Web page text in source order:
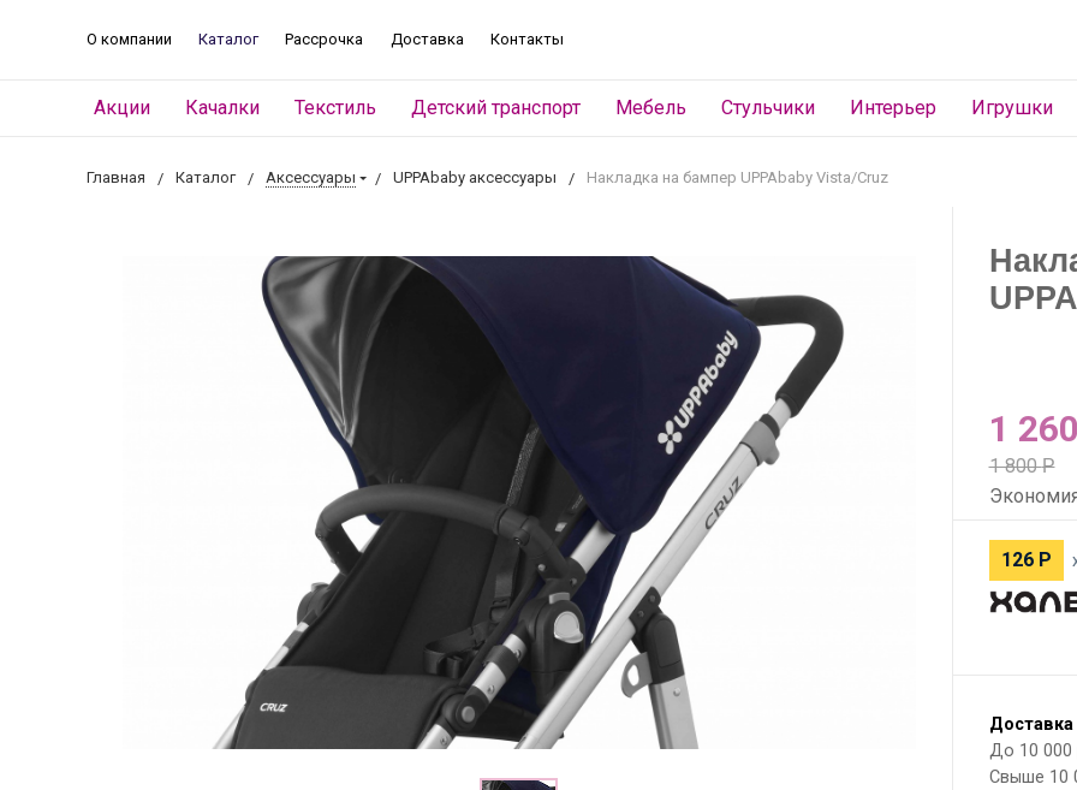
О компании Каталог Рассрочка Доставка Контакты
Акции Качалки Текстиль Детский транспорт Мебель Стульчики Интерьер Игрушки
Главная Каталог Аксессуары UPPAbaby аксессуары Накладка на бампер UPPAbaby Vista/Cruz
1 260
1 800Р
126 Р
До 10 000
Свыше 10